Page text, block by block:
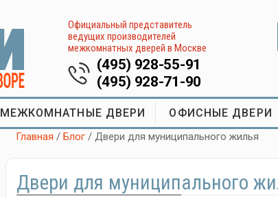
Официальный представитель
ведущих производителей
межкомнатных дверей в Москве
(495) 928-55-91
(495) 928-71-90
МЕЖКОМНАТНЫЕ ДВЕРИ ОФИСНЫЕ ДВЕРИ
Главная /Блог / Двери для муниципального жилья
Двери для муниципального